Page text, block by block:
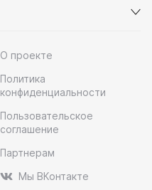
О проекте
Политика
конфиденциальности
Пользовательское
соглашение
Партнерам
Мы ВКонтакте